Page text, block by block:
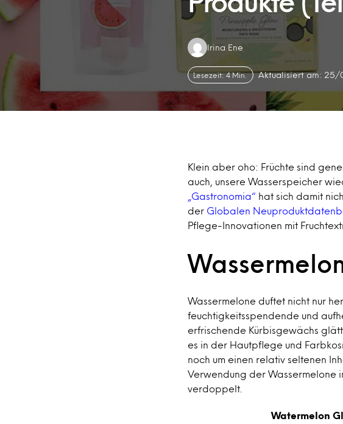
Authors:
Irina Ene
Lesezeit: 4 Min. Aktualisiert am: 25/
Klein aber oho: Früchte sind
auch, unsere Wasserspeicher
„Gastronomia“ hat sich damit
der Globalen
Pflege-Innovationen mit
Wassermelone duftet nicht nur
feuchtigkeitsspendende und
erfrischende Kürbisgewächs
es in der Hautpflege und
noch um einen relativ seltenen
Verwendung der Wassermelone
verdoppelt.
Watermelon